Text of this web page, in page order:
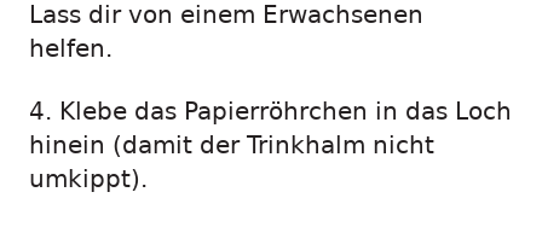
Lass dir von einem Erwachsenen
helfen.
4. Klebe das Papierröhrchen in das Loch
hinein (damit der Trinkhalm nicht
umkippt).